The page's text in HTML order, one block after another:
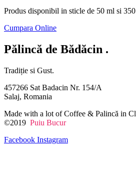
Produs disponibil in sticle de 50 ml si
Cumpara Online
Pălincă de Bădăcin .
Tradiție si Gust.
457266 Sat Badacin Nr. 154/A
Salaj, Romania
Made with a lot of Coffee & Palincă in
©2019 Puiu Bucur
Facebook Instagram